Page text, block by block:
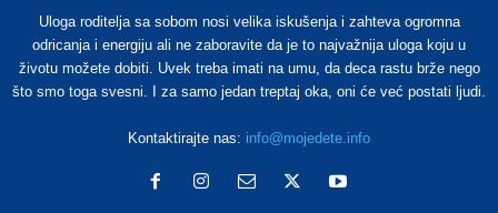
Uloga roditelja sa sobom nosi velika iskušenja i zahteva ogromna
odricanja i energiju ali ne zaboravite da je to najvažnija uloga koju u
životu možete dobiti. Uvek treba imati na umu, da deca rastu brže nego
što smo toga svesni. I za samo jedan treptaj oka, oni će već postati ljudi.
Kontaktirajte nas: info@mojedete.info